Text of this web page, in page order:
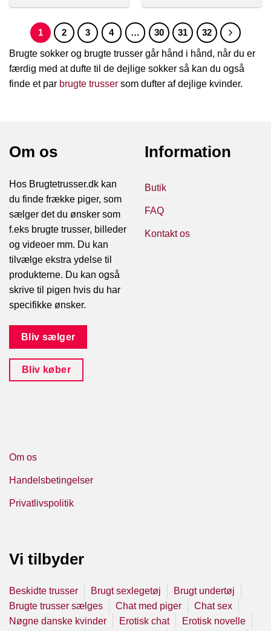
1 2 3 4 … 30 31 32
Brugte sokker og brugte trusser går hånd i hånd, når du er
færdig med at dufte til de dejlige sokker så kan du også
finde et par brugte trusser som dufter af dejlige kvinder.
Om os
Hos Brugtetrusser.dk kan
du finde frække piger, som
sælger det du ønsker som
f.eks brugte trusser, billeder
og videoer mm. Du kan
tilvælge ekstra ydelse til
produkterne. Du kan også
skrive til pigen hvis du har
specifikke ønsker.
Bliv sælger
Bliv køber
Information
Butik
FAQ
Kontakt os
Om os
Handelsbetingelser
Privatlivspolitik
Vi tilbyder
Beskidte trusser Brugt sexlegetøj
Brugt undertøj
Brugte trusser sælges
Chat med piger
Chat sex
Nøgne danske kvinder
Erotisk chat Erotisk novelle